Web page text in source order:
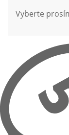
Vyberte